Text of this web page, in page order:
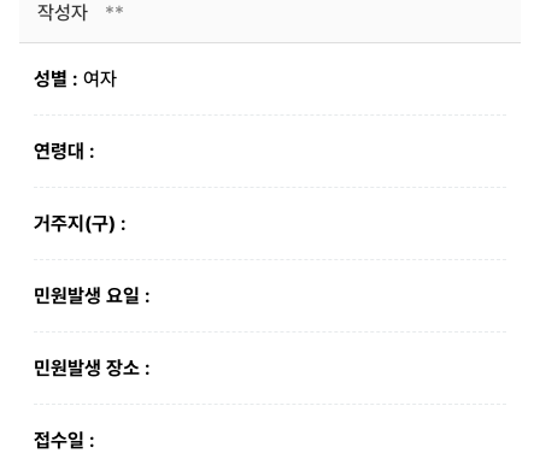
작성자 **
성별 : 여자
연령대 :
거주지(구) :
민원발생 요일 :
민원발생 장소 :
접수일 :